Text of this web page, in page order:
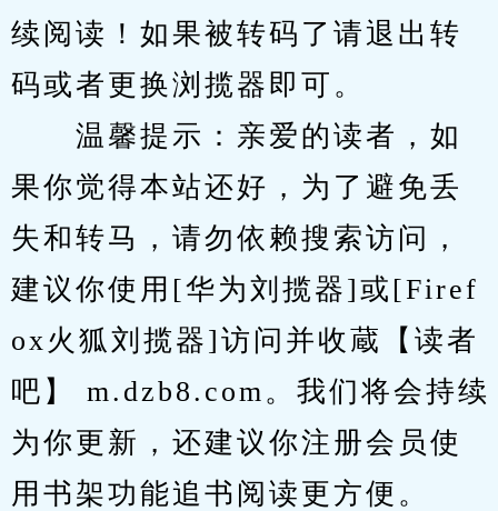
续阅读！如果被转码了请退出转
码或者更换浏揽器即可。
温馨提示：亲爱的读者，如
果你觉得本站还好，为了避免丢
失和转马，请勿依赖搜索访问，
建议你使用[华为刘揽器]或[Firef
ox火狐刘揽器]访问并收蔵【读者
吧】 m.dzb8.com。我们将会持续
为你更新，还建议你注册会员使
用书架功能追书阅读更方便。